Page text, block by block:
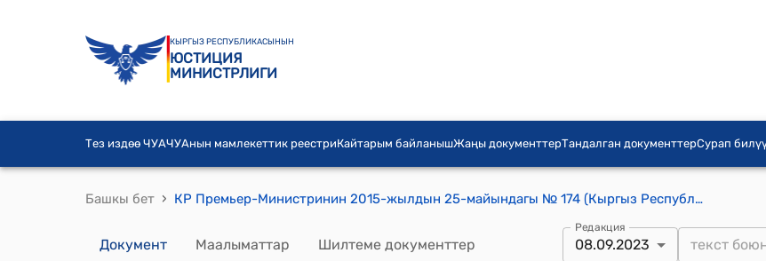
КЫРГЫЗ РЕСПУБЛИКАСЫНЫН
ЮСТИЦИЯ
МИНИСТРЛИГИ
Тез издөө ЧУАЧУАнын мамлекеттик реестриКайтарым байланышЖаңы документтерТандалган документтерСурап
Башкы бет › КР Премьер-Министринин 2015-жылдын 25-майындагы № 174 (Кыргыз Республикасынын Өкмөтүнө караштуу Баңгизаттарды контролдоо боюнча мамлекеттик кызматынын ишин текшерүү боюнча ведомстволор аралык курамы боюнча) буйругу
Документ Маалыматтар Шилтеме документтер
Редакция
08.09.2023